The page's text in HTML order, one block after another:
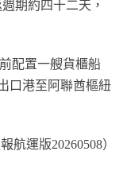
期約四十二天，
配置一艘貨櫃船
口港至阿聯酋樞紐
航運版20260508）